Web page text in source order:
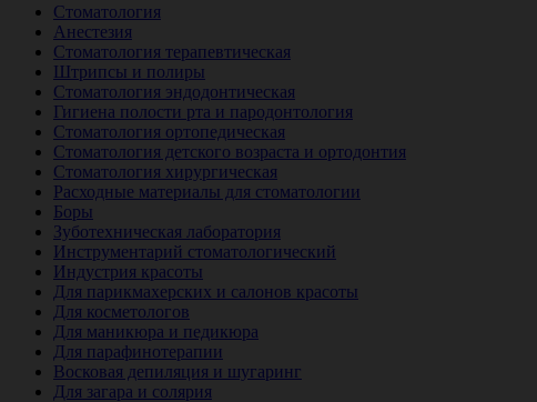
Стоматология
Анестезия
Стоматология терапевтическая
Штрипсы и полиры
Стоматология эндодонтическая
Гигиена полости рта и пародонтология
Стоматология ортопедическая
Стоматология детского возраста и ортодонтия
Стоматология хирургическая
Расходные материалы для стоматологии
Боры
Зуботехническая лаборатория
Инструментарий стоматологический
Индустрия красоты
Для парикмахерских и салонов красоты
Для косметологов
Для маникюра и педикюра
Для парафинотерапии
Восковая депиляция и шугаринг
Для загара и солярия